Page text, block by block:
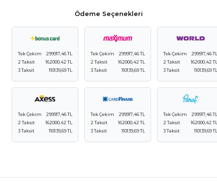
Ödeme Seçenekleri
Tek Çekim
299917,46 TL
2 Taksit
162000,42 TL
3 Taksit
110139,69 TL
Tek Çekim
299917,46 TL
2 Taksit
162000,42 TL
3 Taksit
110139,69 TL
Tek Çekim
299917,46 TL
2 Taksit
162000,42 TL
3 Taksit
110139,69 TL
Tek Çekim
299917,46 TL
2 Taksit
162000,42 TL
3 Taksit
110139,69 TL
Tek Çekim
299917,46 TL
2 Taksit
162000,42 TL
3 Taksit
110139,69 TL
Tek Çekim
299917,46 TL
2 Taksit
162000,42 TL
3 Taksit
110139,69 TL